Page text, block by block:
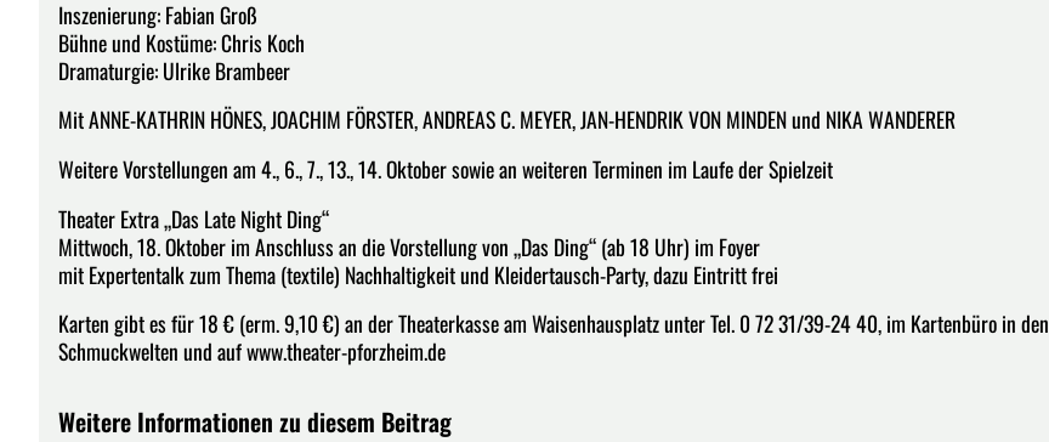
Inszenierung: Fabian Groß
Bühne und Kostüme: Chris Koch
Dramaturgie: Ulrike Brambeer
Mit ANNE-KATHRIN HÖNES, JOACHIM FÖRSTER, ANDREAS C. MEYER, JAN-HENDRIK VON MINDEN und NIKA WANDERER
Weitere Vorstellungen am 4., 6., 7., 13., 14. Oktober sowie an weiteren Terminen im Laufe der Spielzeit
Theater Extra „Das Late Night Ding“
Mittwoch, 18. Oktober im Anschluss an die Vorstellung von „Das Ding“ (ab 18 Uhr) im Foyer
mit Expertentalk zum Thema (textile) Nachhaltigkeit und Kleidertausch-Party, dazu Eintritt frei
Karten gibt es für 18 € (erm. 9,10 €) an der Theaterkasse am Waisenhausplatz unter Tel. 0 72 31/39-24 40, im Kartenbüro in den
Schmuckwelten und auf www.theater-pforzheim.de
Weitere Informationen zu diesem Beitrag